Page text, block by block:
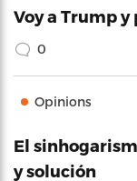
Voy a Trump y
0
Opinions
El
y solución